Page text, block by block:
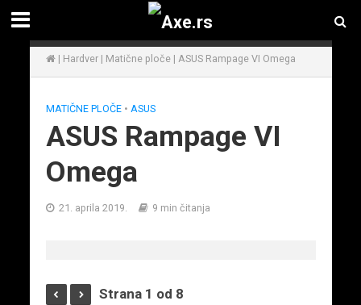
| Hardver| Matične ploče| ASUS Rampage VI Omega
MATIČNE PLOČE • ASUS
ASUS Rampage VI
Omega
21. aprila 2019. 9 min čitanja
Strana 1 od 8